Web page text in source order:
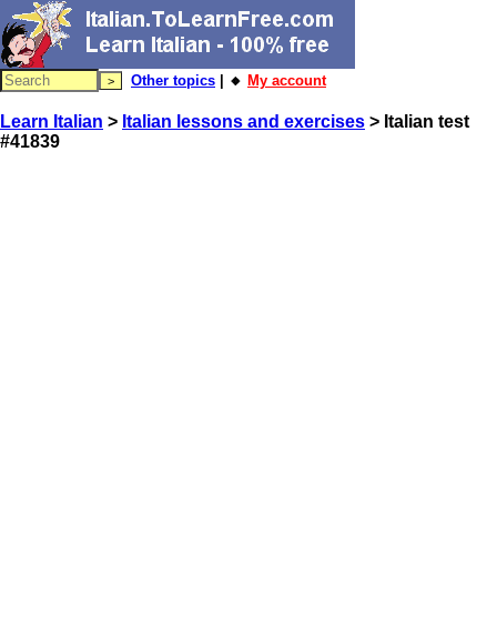
Other topics | 🔸 My account
Learn Italian > Italian lessons and exercises > Italian test
#41839